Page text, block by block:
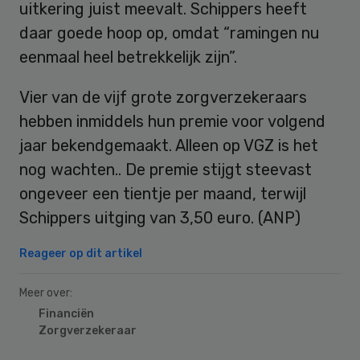
uitkering juist meevalt. Schippers heeft
daar goede hoop op, omdat “ramingen nu
eenmaal heel betrekkelijk zijn”.
Vier van de vijf grote zorgverzekeraars
hebben inmiddels hun premie voor volgend
jaar bekendgemaakt. Alleen op VGZ is het
nog wachten.. De premie stijgt steevast
ongeveer een tientje per maand, terwijl
Schippers uitging van 3,50 euro. (ANP)
Reageer op dit artikel
Meer over:
Financiën
Zorgverzekeraar